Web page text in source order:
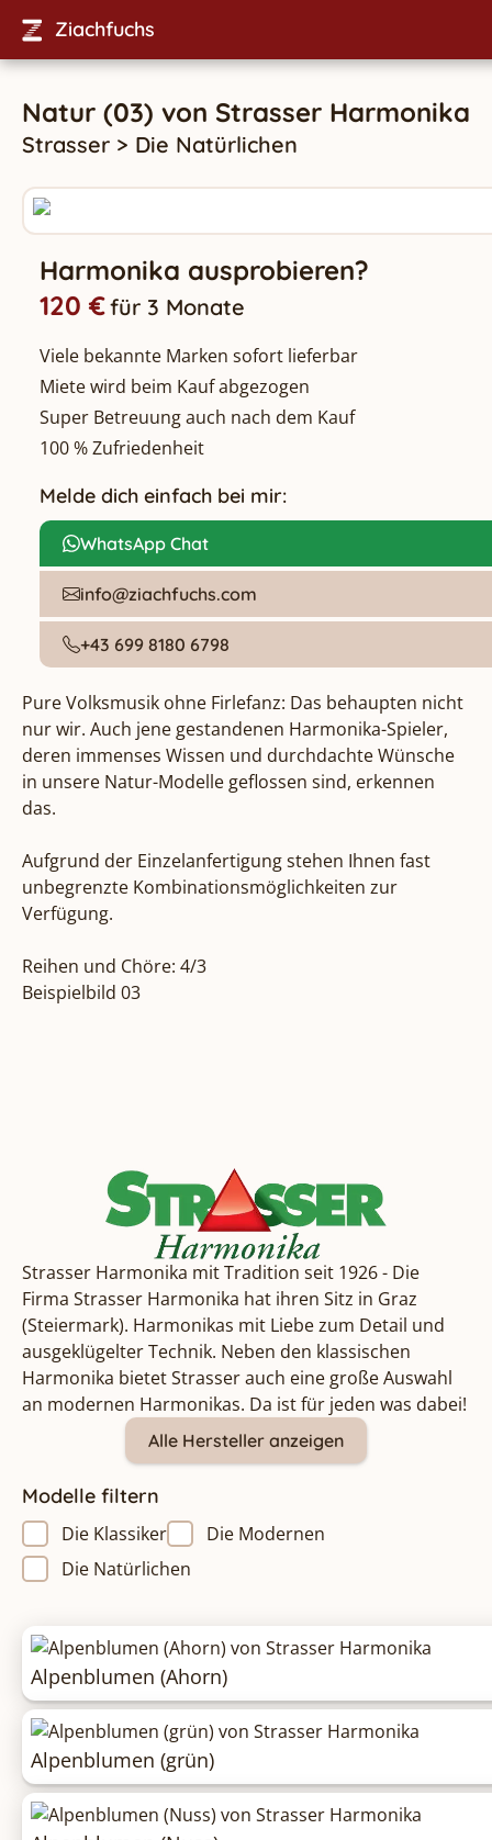
Ziachfuchs
Natur (03) von Strasser Harmonika
Strasser > Die Natürlichen
Harmonika ausprobieren?
120 €für 3 Monate
Viele bekannte Marken sofort lieferbar
Miete wird beim Kauf abgezogen
Super Betreuung auch nach dem Kauf
100 % Zufriedenheit
Melde dich einfach bei mir:
WhatsApp Chat
info@ziachfuchs.com
+43 699 8180 6798
Pure Volksmusik ohne Firlefanz: Das behaupten nicht
nur wir. Auch jene gestandenen Harmonika-Spieler,
deren immenses Wissen und durchdachte Wünsche
in unsere Natur-Modelle geflossen sind, erkennen
das.
Aufgrund der Einzelanfertigung stehen Ihnen fast
unbegrenzte Kombinationsmöglichkeiten zur
Verfügung.
Reihen und Chöre: 4/3
Beispielbild 03
Strasser Harmonika mit Tradition seit 1926 - Die
Firma Strasser Harmonika hat ihren Sitz in Graz
(Steiermark). Harmonikas mit Liebe zum Detail und
ausgeklügelter Technik. Neben den klassischen
Harmonika bietet Strasser auch eine große Auswahl
an modernen Harmonikas. Da ist für jeden was dabei!
Alle Hersteller anzeigen
Modelle filtern
Die Klassiker
Die Modernen
Die Natürlichen
Alpenblumen (Ahorn)
Alpenblumen (grün)